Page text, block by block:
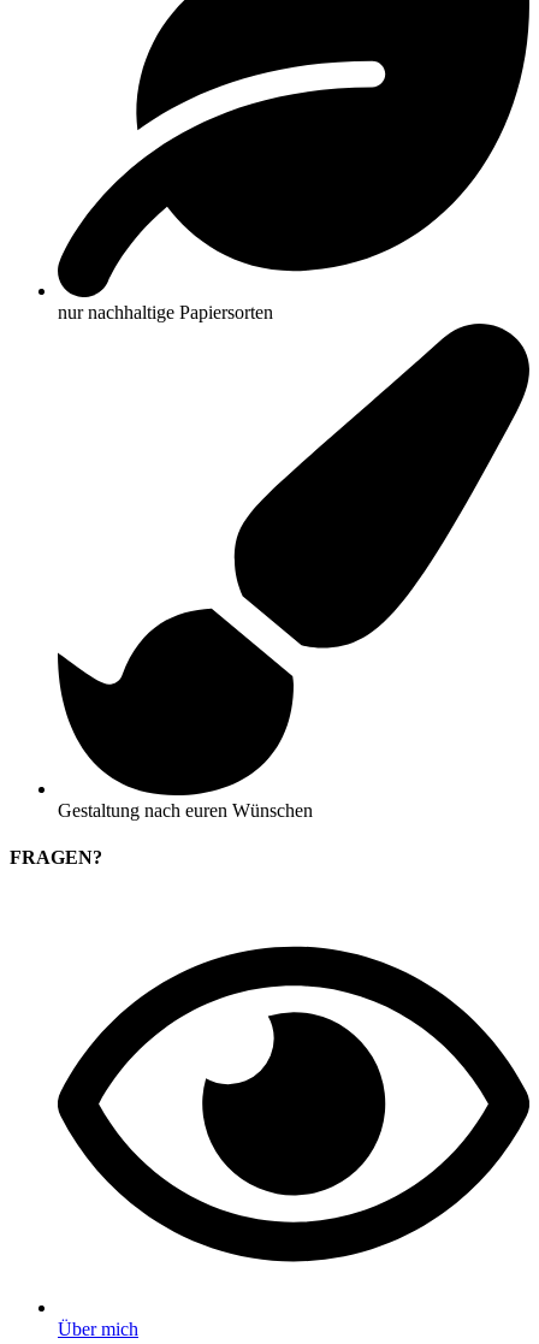
nur nachhaltige Papiersorten
Gestaltung nach euren Wünschen
FRAGEN?
Über mich